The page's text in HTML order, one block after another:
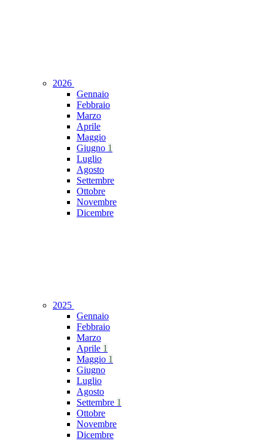
2026
Gennaio
Febbraio
Marzo
Aprile
Maggio
Giugno 1
Luglio
Agosto
Settembre
Ottobre
Novembre
Dicembre
2025
Gennaio
Febbraio
Marzo
Aprile 1
Maggio 1
Giugno
Luglio
Agosto
Settembre 1
Ottobre
Novembre
Dicembre